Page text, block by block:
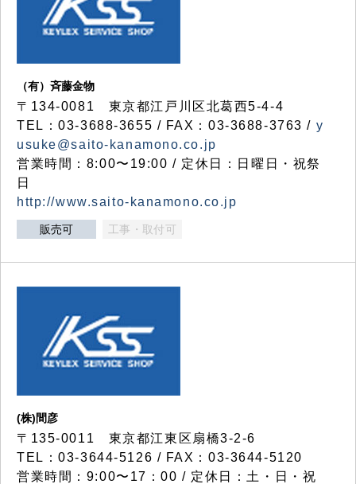
（有）斉藤金物
〒134-0081 東京都江戸川区北葛西5-4-4
TEL：03-3688-3655 / FAX：03-3688-3763 / y
usuke@saito-kanamono.co.jp
営業時間：8:00〜19:00 / 定休日：日曜日・祝祭
日
http://www.saito-kanamono.co.jp
販売可 工事・取付可
(株)間彦
〒135-0011 東京都江東区扇橋3-2-6
TEL：03-3644-5126 / FAX：03-3644-5120
営業時間：9:00〜17：00 / 定休日：土・日・祝